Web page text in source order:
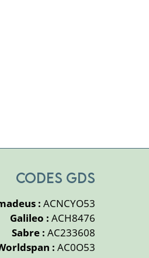
CODES GDS
: ACNCYO53
Galileo : ACH8476
Sabre : AC233608
: AC0O53